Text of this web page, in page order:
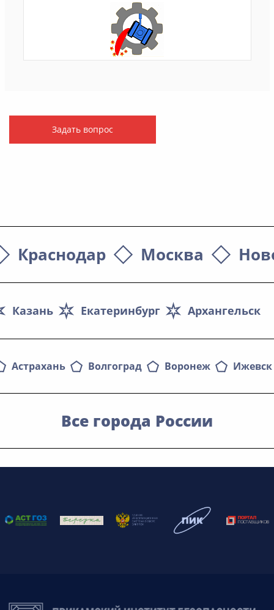
Задать вопрос
Краснодар Москва
Архангельск
Екатеринбург
Казань
Астрахань Волгоград Воронеж Ижевск
Все города России